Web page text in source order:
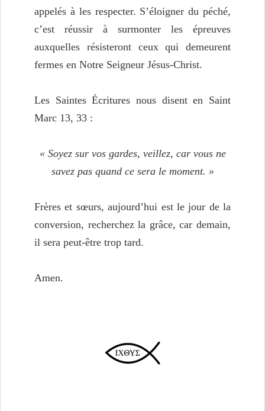
appelés à les respecter. S’éloigner du péché,
c’est réussir à surmonter les épreuves
auxquelles résisteront ceux qui demeurent
fermes en Notre Seigneur Jésus-Christ.
Les Saintes Écritures nous disent en Saint
Marc 13, 33 :
« Soyez sur vos gardes, veillez, car vous ne
savez pas quand ce sera le moment. »
Frères et sœurs, aujourd’hui est le jour de la
conversion, recherchez la grâce, car demain,
il sera peut-être trop tard.
Amen.